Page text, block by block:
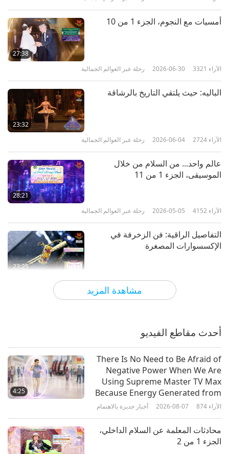
مشاهدة المزيد
27:38
أمسيات مع النجوم، الجزء 1 من 10
رحلة عبر العوالم الجمالية 2026-06-30 3321 الآراء
23:32
الباليه: حيث يلتقي التاريخ بالرشاقة
رحلة عبر العوالم الجمالية 2026-06-04 2724 الآراء
28:21
عالم واحد... من السلام من خلال
الموسيقى، الجزء 1 من 11
رحلة عبر العوالم الجمالية 2026-05-05 4152 الآراء
23:25
التفاصيل الراقية: فن الزخرفة في
الإكسسوارات المصغرة
رحلة عبر العوالم الجمالية 2026-04-16
لوحة الربيع الخالدة: رحلة عبر فن
وأسلوب الزهور
فن التدلي: منسوجات الكتان في الحياة
أحدث مقاطع الفيديو
4:25
There Is No Need to Be Afraid of
Negative Power When We Are
Using Supreme Master TV Max
Because Energy Generated from
It Is Far More Powerful than Any
أخبار جديرة بالاهتمام 2026-08-07 874 الآراء
محادثات المعلمة عن السلام الداخلي،
الجزء 1 من 2